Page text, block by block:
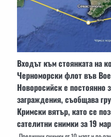
Входът към стоянката на
Черноморски флот във
Новоросийск е постоянно
заграждения, съобщава
Кримски вятър, като се
сателитни снимки за 19